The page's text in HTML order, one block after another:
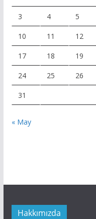
3 4 5
10 11 12
17 18 19
24 25 26
31
« May
Hakkımızda